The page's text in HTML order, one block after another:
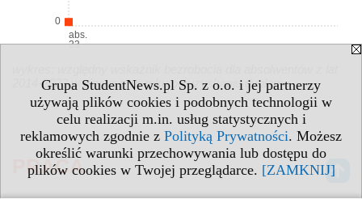
Grupa StudentNews.pl Sp. z o.o. i jej partnerzy
używają plików cookies i podobnych technologii w
celu realizacji m.in. usług statystycznych i
reklamowych zgodnie z Polityką Prywatności. Możesz
określić warunki przechowywania lub dostępu do
plików cookies w Twojej przeglądarce. [ZAMKNIJ]
abs.
23
0
2014-2023 w pierwszym roku po uzyskaniu dyplomu
PRACA